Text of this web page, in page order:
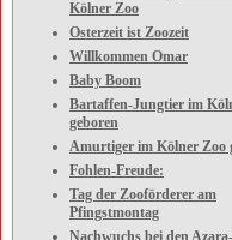
Kölner Zoo
Osterzeit ist Zoozeit
Willkommen Omar
Baby Boom
Bartaffen-Jungtier im
geboren
Amurtiger im Kölner Zoo
Fohlen-Freude:
Tag der Zooförderer am
Pfingstmontag
Nachwuchs bei den